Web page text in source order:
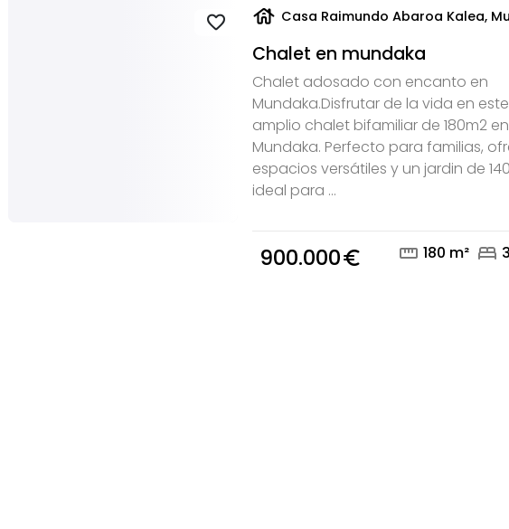
favorite
mail
house Casa Raimundo Abaroa Kalea,
Chalet en mundaka
Chalet adosado con encanto en
Mundaka.Disfrutar de la vida en este
amplio chalet bifamiliar de 180m2 en
Mundaka. Perfecto para familias,
espacios versátiles y un jardin de
ideal para ...
900.000euro_symbol straighten 180 m² bed 3